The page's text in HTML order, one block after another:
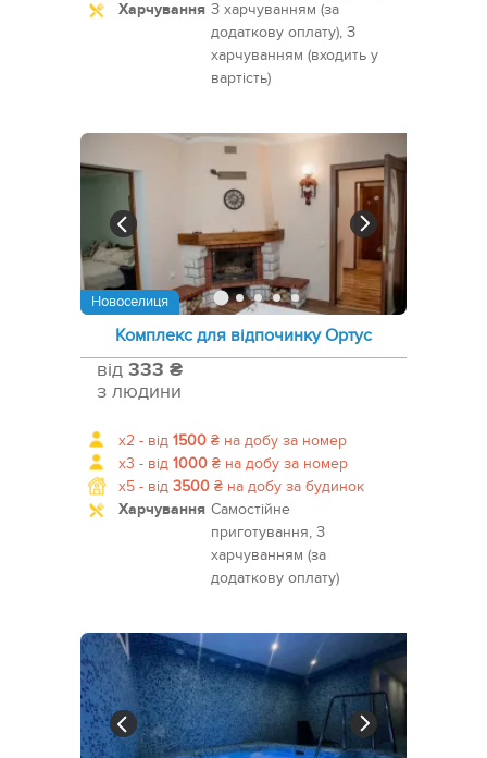
Харчування З харчуванням (за
додаткову оплату), З
харчуванням (входить у
вартість)
Новоселиця
Комплекс для відпочинку Ортус
від 333 ₴
з людини
x2 - від 1500 ₴ на добу за номер
x3 - від 1000 ₴ на добу за номер
x5 - від 3500 ₴ на добу за будинок
Харчування Самостійне
приготування, З
харчуванням (за
додаткову оплату)